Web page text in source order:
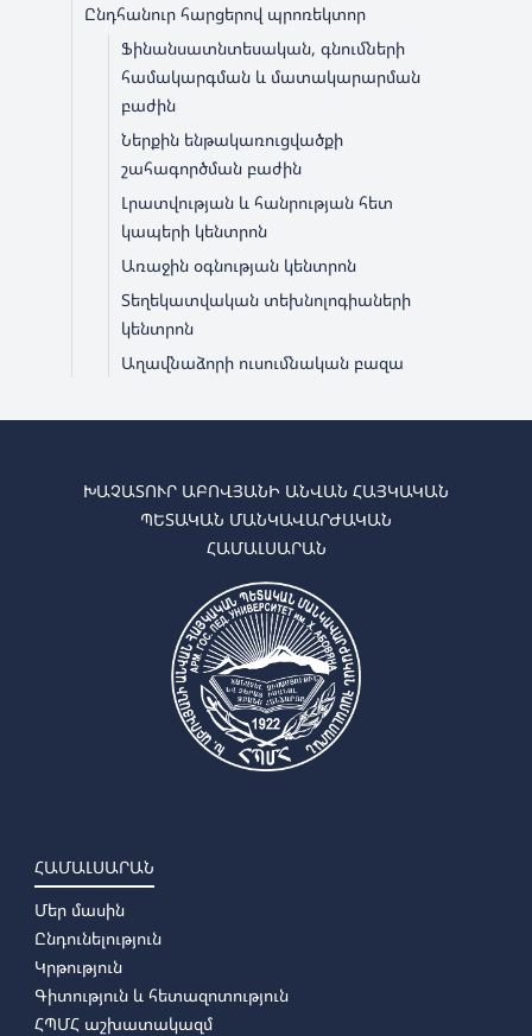
Ընդհանուր հարցերով պրոռեկտոր
Ֆինանսատնտեսական, գնումների
համակարգման և մատակարարման
բաժին
Ներքին ենթակառուցվածքի
շահագործման բաժին
Լրատվության և հանրության հետ
կապերի կենտրոն
Առաջին օգնության կենտրոն
Տեղեկատվական տեխնոլոգիաների
կենտրոն
Աղավնաձորի ուսումնական բազա
ԽԱՉԱՏՈՒՐ ԱԲՈՎՅԱՆԻ ԱՆՎԱՆ ՀԱՅԿԱԿԱՆ
ՊԵՏԱԿԱՆ ՄԱՆԿԱՎԱՐԺԱԿԱՆ
ՀԱՄԱԼՍԱՐԱՆ
ՀԱՄԱԼՍԱՐԱՆ
Մեր մասին
Ընդունելություն
Կրթություն
Գիտություն և հետազոտություն
ՀՊՄՀ աշխատակազմ